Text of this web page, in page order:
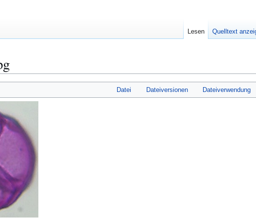
Datei Dateiversionen Dateiverwendung
Lesen Quelltext